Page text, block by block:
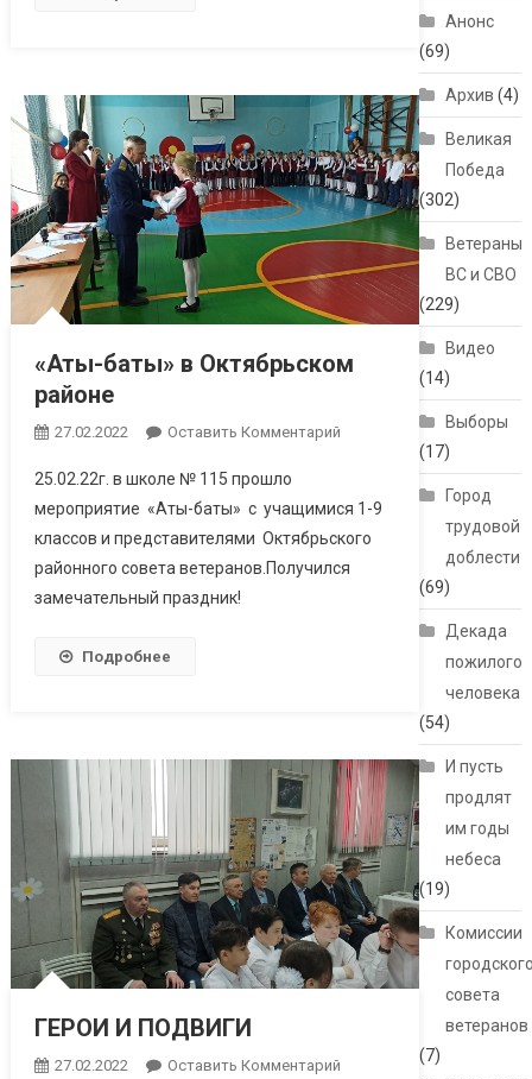
«Аты-баты» в Октябрьском
районе
27.02.2022 Оставить Комментарий
25.02.22г. в школе № 115 прошло
мероприятие «Аты-баты» с учащимися 1-9
классов и представителями Октябрьского
районного совета ветеранов.Получился
замечательный праздник!
Подробнее
ГЕРОИ И ПОДВИГИ
27.02.2022 Оставить Комментарий
Анонс
(69)
Архив (4)
Великая
Победа
(302)
Ветераны
ВС и СВО
(229)
Видео
(14)
Выборы
(17)
Город
трудовой
доблести
(69)
Декада
пожилого
человека
(54)
И пусть
продлят
им годы
небеса
(19)
Комиссии
совета
ветеранов
(7)